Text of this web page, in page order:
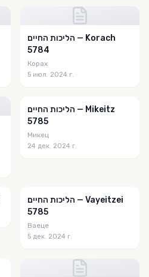
הליכות החיים — Korach
5784
Корах
5 июл. 2024 г.
הליכות החיים — Mikeitz
5785
Микец
24 дек. 2024 г.
הליכות החיים — Vayeitzei
5785
Ваеце
5 дек. 2024 г.